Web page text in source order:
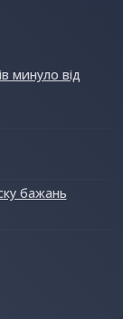
минуло від
бажань